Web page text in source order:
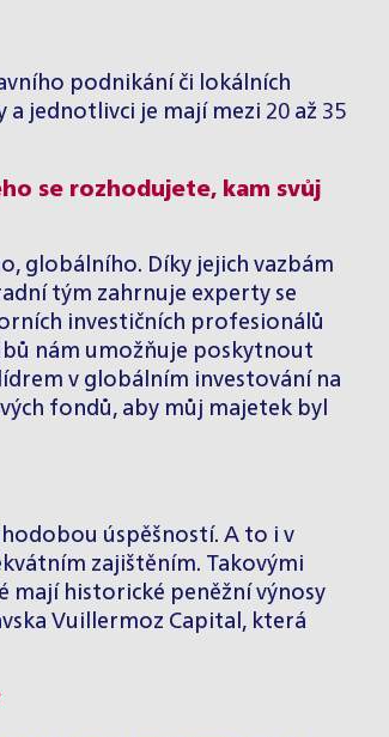
podnikání či lokálních
jednotlivci je mají mezi 20 až 35
se rozhodujete, kam svůj
globálního. Díky jejich vazbám
tým zahrnuje experty se
investičních profesionálů
nám umožňuje poskytnout
v globálním investování na
fondů, aby můj majetek byl
úspěšností. A to i v
zajištěním. Takovými
mají historické peněžní výnosy
Vuillermoz Capital, která